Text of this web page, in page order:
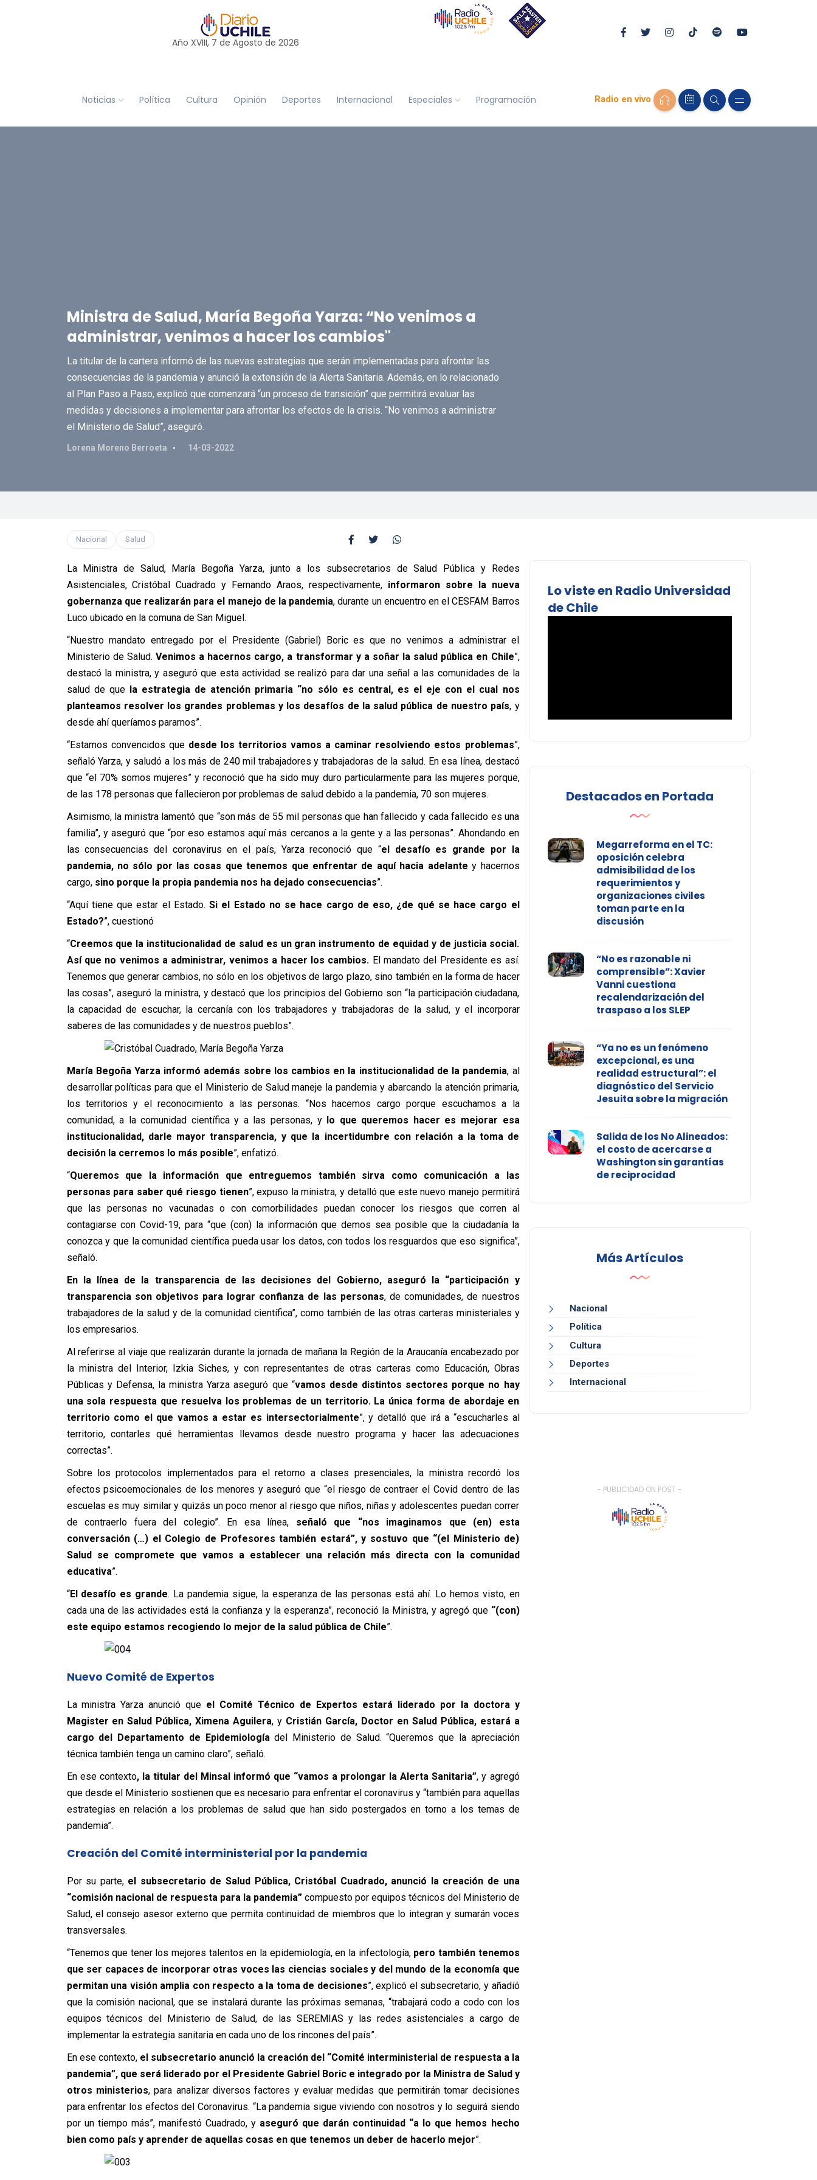
Año XVIII, 7 de Agosto de 2026
Noticias Política Cultura Opinión Deportes Internacional Especiales Programación Radio en vivo
Ministra de Salud, María Begoña Yarza: “No venimos a
administrar, venimos a hacer los cambios"
La titular de la cartera informó de las nuevas estrategias que serán implementadas para afrontar las
consecuencias de la pandemia y anunció la extensión de la Alerta Sanitaria. Además, en lo relacionado
al Plan Paso a Paso, explicó que comenzará “un proceso de transición” que permitirá evaluar las
medidas y decisiones a implementar para afrontar los efectos de la crisis. “No venimos a administrar
el Ministerio de Salud”, aseguró.
Lorena Moreno Berroeta 14-03-2022
Nacional Salud
La Ministra de Salud, María Begoña Yarza, junto a los subsecretarios de Salud Pública y Redes
Asistenciales, Cristóbal Cuadrado y Fernando Araos, respectivamente, informaron sobre la nueva
gobernanza que realizarán para el manejo de la pandemia, durante un encuentro en el CESFAM Barros
Luco ubicado en la comuna de San Miguel.
“Nuestro mandato entregado por el Presidente (Gabriel) Boric es que no venimos a administrar el
Ministerio de Salud. Venimos a hacernos cargo, a transformar y a soñar la salud pública en Chile”,
destacó la ministra, y aseguró que esta actividad se realizó para dar una señal a las comunidades de la
salud de que la estrategia de atención primaria “no sólo es central, es el eje con el cual nos
planteamos resolver los grandes problemas y los desafíos de la salud pública de nuestro país, y
desde ahí queríamos pararnos”.
“Estamos convencidos que desde los territorios vamos a caminar resolviendo estos problemas”,
señaló Yarza, y saludó a los más de 240 mil trabajadores y trabajadoras de la salud. En esa línea, destacó
que “el 70% somos mujeres” y reconoció que ha sido muy duro particularmente para las mujeres porque,
de las 178 personas que fallecieron por problemas de salud debido a la pandemia, 70 son mujeres.
Asimismo, la ministra lamentó que “son más de 55 mil personas que han fallecido y cada fallecido es una
familia”, y aseguró que “por eso estamos aquí más cercanos a la gente y a las personas”. Ahondando en
las consecuencias del coronavirus en el país, Yarza reconoció que “el desafío es grande por la
pandemia, no sólo por las cosas que tenemos que enfrentar de aquí hacia adelante y hacernos
cargo, sino porque la propia pandemia nos ha dejado consecuencias”.
“Aquí tiene que estar el Estado. Si el Estado no se hace cargo de eso, ¿de qué se hace cargo el
Estado?”, cuestionó
“Creemos que la institucionalidad de salud es un gran instrumento de equidad y de justicia social.
Así que no venimos a administrar, venimos a hacer los cambios. El mandato del Presidente es así.
Tenemos que generar cambios, no sólo en los objetivos de largo plazo, sino también en la forma de hacer
las cosas”, aseguró la ministra, y destacó que los principios del Gobierno son “la participación ciudadana,
la capacidad de escuchar, la cercanía con los trabajadores y trabajadoras de la salud, y el incorporar
saberes de las comunidades y de nuestros pueblos”.
María Begoña Yarza informó además sobre los cambios en la institucionalidad de la pandemia, al
desarrollar políticas para que el Ministerio de Salud maneje la pandemia y abarcando la atención primaria,
los territorios y el reconocimiento a las personas. “Nos hacemos cargo porque escuchamos a la
comunidad, a la comunidad científica y a las personas, y lo que queremos hacer es mejorar esa
institucionalidad, darle mayor transparencia, y que la incertidumbre con relación a la toma de
decisión la cerremos lo más posible”, enfatizó.
“Queremos que la información que entreguemos también sirva como comunicación a las
personas para saber qué riesgo tienen”, expuso la ministra, y detalló que este nuevo manejo permitirá
que las personas no vacunadas o con comorbilidades puedan conocer los riesgos que corren al
contagiarse con Covid-19, para “que (con) la información que demos sea posible que la ciudadanía la
conozca y que la comunidad científica pueda usar los datos, con todos los resguardos que eso significa”,
señaló.
En la línea de la transparencia de las decisiones del Gobierno, aseguró la “participación y
transparencia son objetivos para lograr confianza de las personas, de comunidades, de nuestros
trabajadores de la salud y de la comunidad científica”, como también de las otras carteras ministeriales y
los empresarios.
Al referirse al viaje que realizarán durante la jornada de mañana la Región de la Araucanía encabezado por
la ministra del Interior, Izkia Siches, y con representantes de otras carteras como Educación, Obras
Públicas y Defensa, la ministra Yarza aseguró que “vamos desde distintos sectores porque no hay
una sola respuesta que resuelva los problemas de un territorio. La única forma de abordaje en
territorio como el que vamos a estar es intersectorialmente”, y detalló que irá a “escucharles al
territorio, contarles qué herramientas llevamos desde nuestro programa y hacer las adecuaciones
correctas”.
Sobre los protocolos implementados para el retorno a clases presenciales, la ministra recordó los
efectos psicoemocionales de los menores y aseguró que “el riesgo de contraer el Covid dentro de las
escuelas es muy similar y quizás un poco menor al riesgo que niños, niñas y adolescentes puedan correr
de contraerlo fuera del colegio”. En esa línea, señaló que “nos imaginamos que (en) esta
conversación (…) el Colegio de Profesores también estará”, y sostuvo que “(el Ministerio de)
Salud se compromete que vamos a establecer una relación más directa con la comunidad
educativa”.
“El desafío es grande. La pandemia sigue, la esperanza de las personas está ahí. Lo hemos visto, en
cada una de las actividades está la confianza y la esperanza”, reconoció la Ministra, y agregó que “(con)
este equipo estamos recogiendo lo mejor de la salud pública de Chile”.
Nuevo Comité de Expertos
La ministra Yarza anunció que el Comité Técnico de Expertos estará liderado por la doctora y
Magister en Salud Pública, Ximena Aguilera, y Cristián García, Doctor en Salud Pública, estará a
cargo del Departamento de Epidemiologíadel Ministerio de Salud. “Queremos que la apreciación
técnica también tenga un camino claro”, señaló.
En ese contexto, la titular del Minsal informó que “vamos a prolongar la Alerta Sanitaria”, y agregó
que desde el Ministerio sostienen que es necesario para enfrentar el coronavirus y “también para aquellas
estrategias en relación a los problemas de salud que han sido postergados en torno a los temas de
pandemia”.
Creación del Comité interministerial por la pandemia
Por su parte, el subsecretario de Salud Pública, Cristóbal Cuadrado, anunció la creación de una
“comisión nacional de respuesta para la pandemia”compuesto por equipos técnicos del Ministerio de
Salud, el consejo asesor externo que permita continuidad de miembros que lo integran y sumarán voces
transversales.
“Tenemos que tener los mejores talentos en la epidemiología, en la infectología, pero también tenemos
que ser capaces de incorporar otras voces las ciencias sociales y del mundo de la economía que
permitan una visión amplia con respecto a la toma de decisiones”, explicó el subsecretario, y añadió
que la comisión nacional, que se instalará durante las próximas semanas, “trabajará codo a codo con los
equipos técnicos del Ministerio de Salud, de las SEREMIAS y las redes asistenciales a cargo de
implementar la estrategia sanitaria en cada uno de los rincones del país”.
En ese contexto, el subsecretario anunció la creación del “Comité interministerial de respuesta a la
pandemia”, que será liderado por el Presidente Gabriel Boric e integrado por la Ministra de Salud y
otros ministerios, para analizar diversos factores y evaluar medidas que permitirán tomar decisiones
para enfrentar los efectos del Coronavirus. “La pandemia sigue viviendo con nosotros y lo seguirá siendo
por un tiempo más”, manifestó Cuadrado, y aseguró que darán continuidad “a lo que hemos hecho
bien como país y aprender de aquellas cosas en que tenemos un deber de hacerlo mejor”.
Lo viste en Radio Universidad
de Chile
Destacados en Portada
Megarreforma en el TC:
oposición celebra
admisibilidad de los
requerimientos y
organizaciones civiles
toman parte en la
discusión
“No es razonable ni
comprensible”: Xavier
Vanni cuestiona
recalendarización del
traspaso a los SLEP
“Ya no es un fenómeno
excepcional, es una
realidad estructural”: el
diagnóstico del Servicio
Jesuita sobre la migración
Salida de los No Alineados:
el costo de acercarse a
Washington sin garantías
de reciprocidad
Más Artículos
Nacional
Política
Cultura
Deportes
Internacional
- PUBLICIDAD ON POST -